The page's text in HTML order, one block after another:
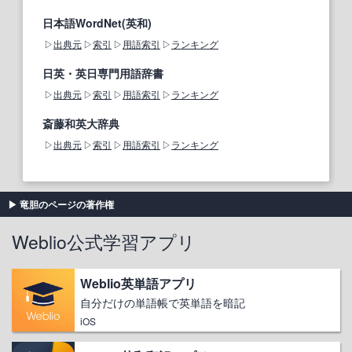
日本語WordNet(英和)
出典元 索引 用語索引 ランキング
日英・英日専門用語辞書
出典元 索引 用語索引 ランキング
斎藤和英大辞典
出典元 索引 用語索引 ランキング
竜胆のページの著作権
Weblio公式学習アプリ
Weblio英単語アプリ
自分だけの単語帳で英単語を暗記
iOS